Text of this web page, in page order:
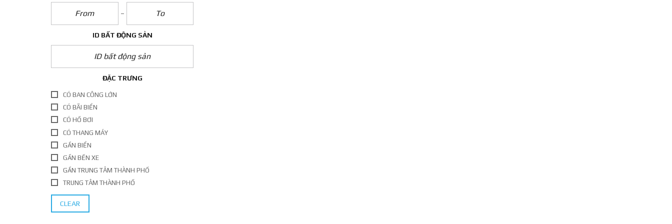
ID BẤT ĐỘNG SẢN
ĐẶC TRƯNG
CÓ BAN CÔNG LỚN
CÓ BÃI BIỂN
CÓ HỒ BƠI
CÓ THANG MÁY
GẦN BIỂN
GẦN BẾN XE
GẦN TRUNG TÂM THÀNH PHỐ
TRUNG TÂM THÀNH PHỐ
CLEAR